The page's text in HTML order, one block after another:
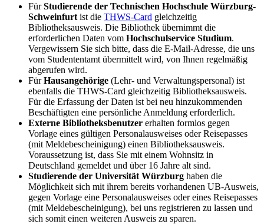
FürStudierende der Technischen Hochschule Würzburg-
Schweinfurt ist die THWS-Card gleichzeitig
Bibliotheksausweis. Die Bibliothek übernimmt die
erforderlichen Daten vom Hochschulservice Studium.
Vergewissern Sie sich bitte, dass die E-Mail-Adresse, die uns
vom Studententamt übermittelt wird, von Ihnen regelmäßig
abgerufen wird.
FürHausangehörige (Lehr- und Verwaltungspersonal) ist
ebenfalls die THWS-Card gleichzeitig Bibliotheksausweis.
Für die Erfassung der Daten ist bei neu hinzukommenden
Beschäftigten eine persönliche Anmeldung erforderlich.
Externe Bibliotheksbenutzer erhalten formlos gegen
Vorlage eines gültigen Personalausweises oder Reisepasses
(mit Meldebescheinigung) einen Bibliotheksausweis.
Voraussetzung ist, dass Sie mit einem Wohnsitz in
Deutschland gemeldet und über 16 Jahre alt sind.
Studierende der Universität Würzburg haben die
Möglichkeit sich mit ihrem bereits vorhandenen UB-Ausweis,
gegen Vorlage eine Personalausweises oder eines Reisepasses
(mit Meldebescheinigung), bei uns registrieren zu lassen und
sich somit einen weiteren Ausweis zu sparen.